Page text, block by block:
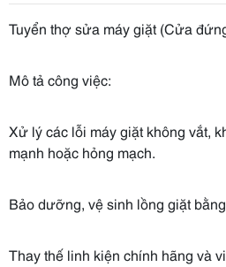
Tuyển thợ sửa máy giặt (Cửa
Mô tả công việc:
Xử lý các lỗi máy giặt không vắt,
mạnh hoặc hỏng mạch.
Bảo dưỡng, vệ sinh lồng giặt
Thay thế linh kiện chính hãng và